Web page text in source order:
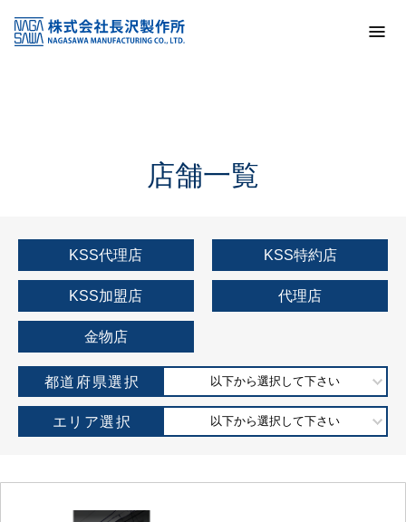
KSS加盟店・取扱店情報
店舗一覧
店舗一覧
KSS代理店 KSS特約店
KSS加盟店 代理店
金物店
都道府県選択 以下から選択して下さい
エリア選択 以下から選択して下さい